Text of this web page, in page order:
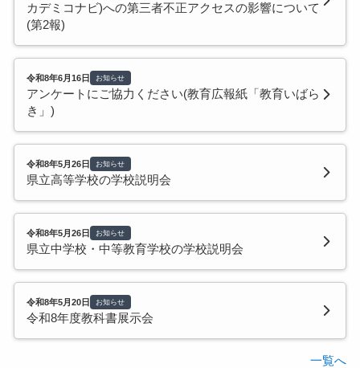
カデミコナビ)への第三者不正アクセスの影響について
(第2報)
令和8年6月16日 お知らせ
アンケートにご協力ください(教育広報紙「教育いばら
き」)
令和8年5月26日 お知らせ
県立高等学校の学校説明会
令和8年5月26日 お知らせ
県立中学校・中等教育学校の学校説明会
令和8年5月20日 お知らせ
令和8年度教科書展示会
一覧へ